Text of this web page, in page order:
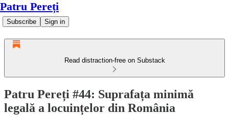
Patru Pereți
Subscribe Sign in
Read distraction-free on Substack
Patru Pereți #44: Suprafața minimă
legală a locuințelor din România